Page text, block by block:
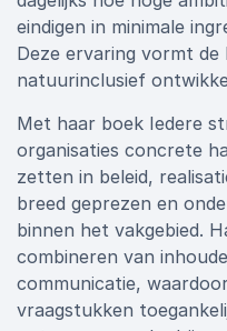
eindigen in minimale
Deze ervaring vormt de
natuurinclusief
Met haar boek Iedere
organisaties concrete
zetten in beleid,
breed geprezen en
binnen het vakgebied.
combineren van
communicatie,
vraagstukken